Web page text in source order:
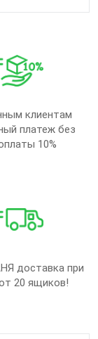
клиентам
платеж без
10%
доставка при
20 ящиков!